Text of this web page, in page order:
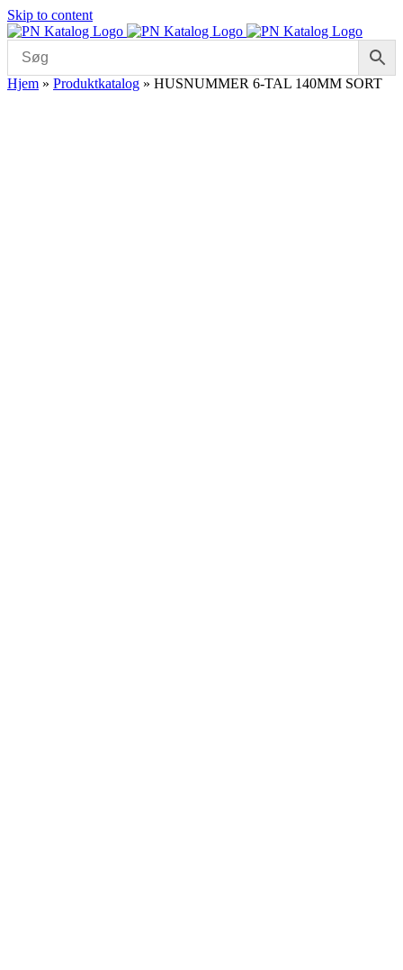
Skip to content
Hjem » Produktkatalog » HUSNUMMER 6-TAL 140MM SORT